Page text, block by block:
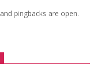
and pingbacks are open.